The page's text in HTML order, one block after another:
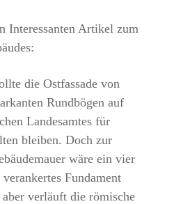
Interessanten Artikel zum
die Ostfassade von
Rundbögen auf
Landesamtes für
bleiben. Doch zur
wäre ein vier
Fundament
verläuft die römische